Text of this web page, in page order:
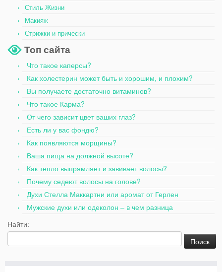
Стиль Жизни
Макияж
Стрижки и прически
Топ сайта
Что такое каперсы?
Как холестерин может быть и хорошим, и плохим?
Вы получаете достаточно витаминов?
Что такое Карма?
От чего зависит цвет ваших глаз?
Есть ли у вас фондю?
Как появляются морщины?
Ваша пища на должной высоте?
Как тепло выпрямляет и завивает волосы?
Почему седеют волосы на голове?
Духи Стелла Маккартни или аромат от Герлен
Мужские духи или одеколон – в чем разница
Найти: